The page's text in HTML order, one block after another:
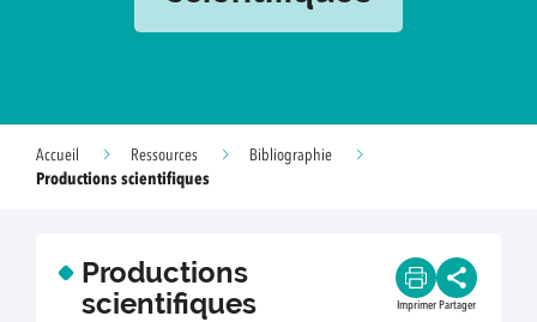
Accueil Ressources
Bibliographie
Productions scientifiques
Productions
scientifiques
Imprimer Partager